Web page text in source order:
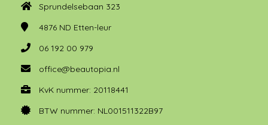
Sprundelsebaan 323
4876 ND Etten-leur
06 192 00 979
office@beautopia.nl
KvK nummer: 20118441
BTW nummer: NL001511322B97